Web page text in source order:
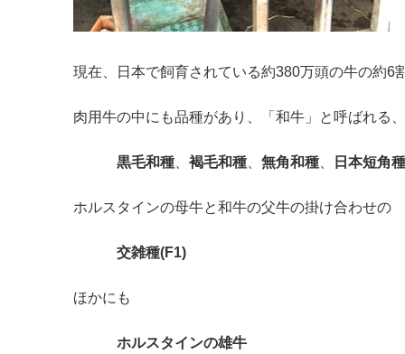
現在、日本で飼育されている約380万頭の牛の約6
肉用牛の中にも品種があり、「和牛」と呼ばれる、
黒毛和種 褐毛和種 無角和種 日本短角種
ホルスタインの母牛と和牛の父牛の掛け合わせの
交雑種(F1)
ほかにも
ホルスタインの雄牛